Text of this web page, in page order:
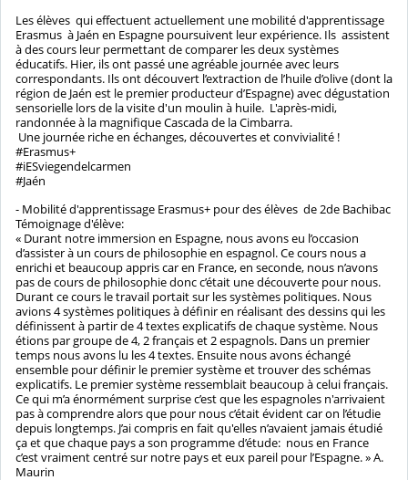
Les élèves qui effectuent actuellement une mobilité d'apprentissage
Erasmus à Jaén en Espagne poursuivent leur expérience. Ils assistent
à des cours leur permettant de comparer les deux systèmes
éducatifs. Hier, ils ont passé une agréable journée avec leurs
correspondants. Ils ont découvert l’extraction de l’huile d’olive (dont la
région de Jaén est le premier producteur d’Espagne) avec dégustation
sensorielle lors de la visite d'un moulin à huile. L'après-midi,
randonnée à la magnifique Cascada de la Cimbarra.
Une journée riche en échanges, découvertes et convivialité !
#Erasmus+
#iESviegendelcarmen
#Jaén
- Mobilité d'apprentissage Erasmus+ pour des élèves de 2de Bachibac
Témoignage d'élève:
« Durant notre immersion en Espagne, nous avons eu l’occasion
d’assister à un cours de philosophie en espagnol. Ce cours nous a
enrichi et beaucoup appris car en France, en seconde, nous n’avons
pas de cours de philosophie donc c’était une découverte pour nous.
Durant ce cours le travail portait sur les systèmes politiques. Nous
avions 4 systèmes politiques à définir en réalisant des dessins qui les
définissent à partir de 4 textes explicatifs de chaque système. Nous
étions par groupe de 4, 2 français et 2 espagnols. Dans un premier
temps nous avons lu les 4 textes. Ensuite nous avons échangé
ensemble pour définir le premier système et trouver des schémas
explicatifs. Le premier système ressemblait beaucoup à celui français.
Ce qui m’a énormément surprise c’est que les espagnoles n'arrivaient
pas à comprendre alors que pour nous c’était évident car on l’étudie
depuis longtemps. J’ai compris en fait qu'elles n’avaient jamais étudié
ça et que chaque pays a son programme d’étude: nous en France
c’est vraiment centré sur notre pays et eux pareil pour l’Espagne. » A.
Maurin